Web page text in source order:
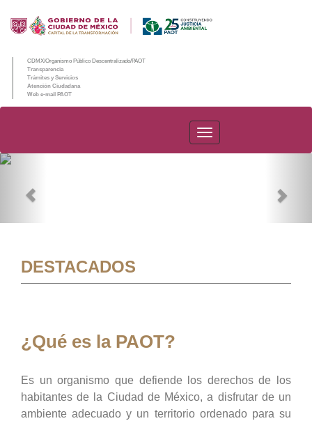
CDMX/Organismo Público Descentralizado/PAOT
Transparencia
Trámites y Servicios
Atención Ciudadana
Web e-mail PAOT
PAOT
DESTACADOS
¿Qué es la PAOT?
Es un organismo que defiende los derechos de los
habitantes de la Ciudad de México, a disfrutar de un
ambiente adecuado y un territorio ordenado para su